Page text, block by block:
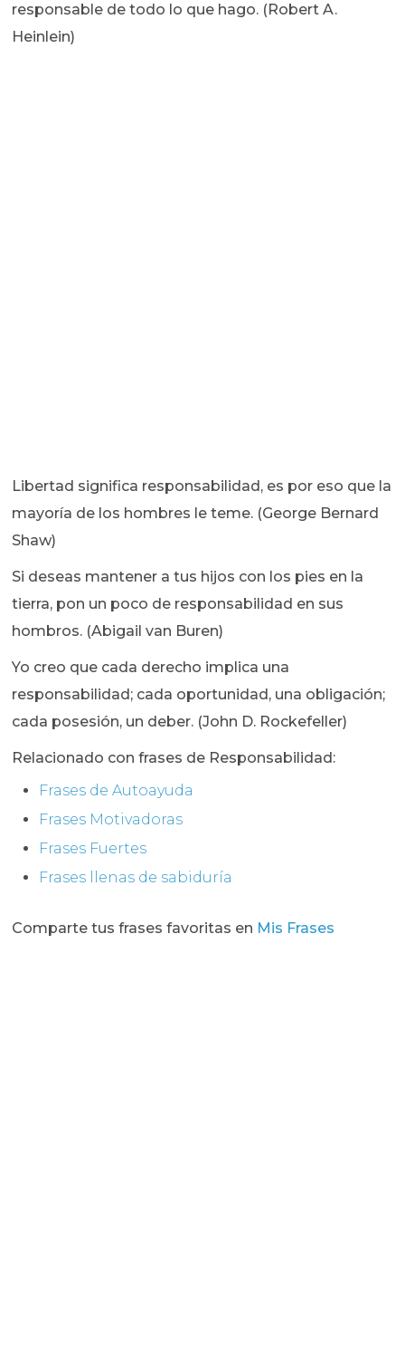
responsable de todo lo que hago. (Robert A.
Heinlein)
Libertad significa responsabilidad, es por eso que la
mayoría de los hombres le teme. (George Bernard
Shaw)
Si deseas mantener a tus hijos con los pies en la
tierra, pon un poco de responsabilidad en sus
hombros. (Abigail van Buren)
Yo creo que cada derecho implica una
responsabilidad; cada oportunidad, una obligación;
cada posesión, un deber. (John D. Rockefeller)
Relacionado con frases de Responsabilidad:
Frases de Autoayuda
Frases Motivadoras
Frases Fuertes
Frases llenas de sabiduría
Comparte tus frases favoritas en Mis Frases